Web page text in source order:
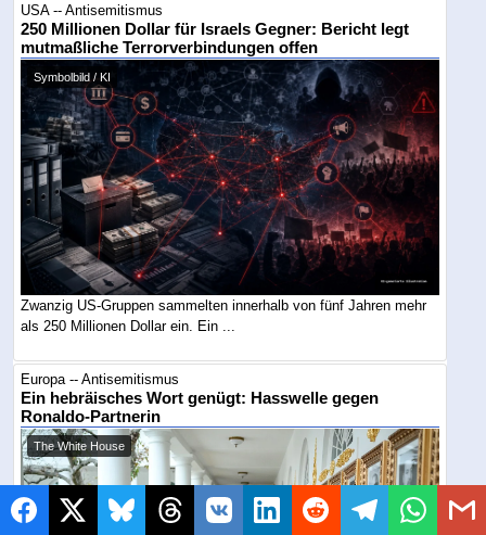
USA -- Antisemitismus
250 Millionen Dollar für Israels Gegner: Bericht legt
mutmaßliche Terrorverbindungen offen
Symbolbild / KI
Zwanzig US-Gruppen sammelten innerhalb von fünf Jahren mehr
als 250 Millionen Dollar ein. Ein ...
Europa -- Antisemitismus
Ein hebräisches Wort genügt: Hasswelle gegen
Ronaldo-Partnerin
The White House